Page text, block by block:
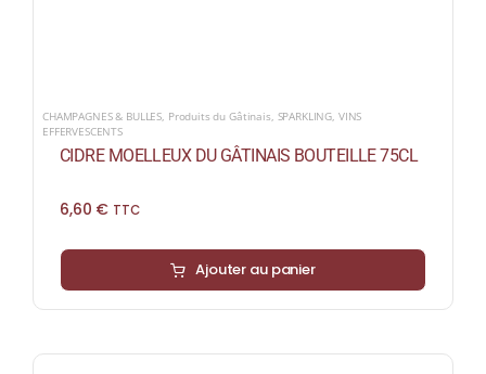
CHAMPAGNES & BULLES, Produits du Gâtinais, SPARKLING, VINS
EFFERVESCENTS
CIDRE MOELLEUX DU GÂTINAIS BOUTEILLE 75CL
6,60 € TTC
Ajouter au panier